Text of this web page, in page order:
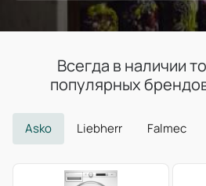
Всегда в наличии
популярных
Asko Liebherr Falmec